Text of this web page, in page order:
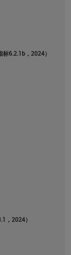
6.2.1b，2024）
，2024）